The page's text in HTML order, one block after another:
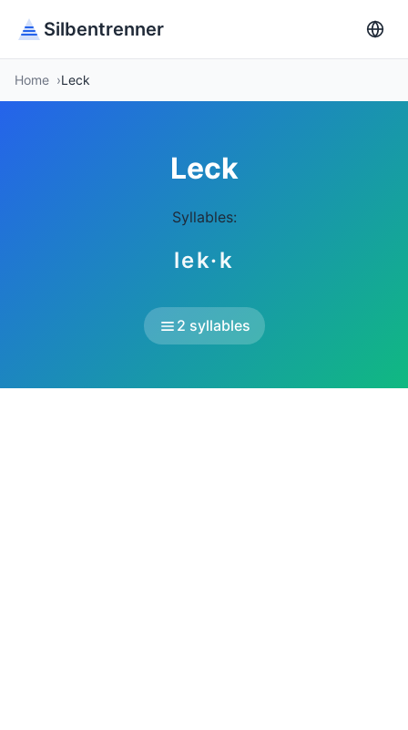
Silbentrenner
Home Leck
Leck
Syllables:
lek·k
2 syllables